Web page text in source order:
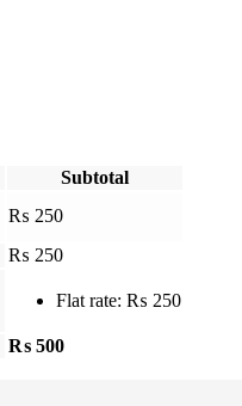
Subtotal
₨ 250
₨ 250
Flat rate: ₨ 250
₨ 500